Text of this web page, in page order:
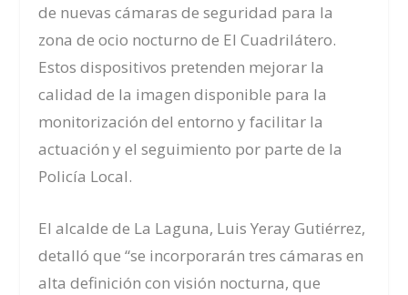
de nuevas cámaras de seguridad para la
zona de ocio nocturno de El Cuadrilátero.
Estos dispositivos pretenden mejorar la
calidad de la imagen disponible para la
monitorización del entorno y facilitar la
actuación y el seguimiento por parte de la
Policía Local.
El alcalde de La Laguna, Luis Yeray Gutiérrez,
detalló que “se incorporarán tres cámaras en
alta definición con visión nocturna, que